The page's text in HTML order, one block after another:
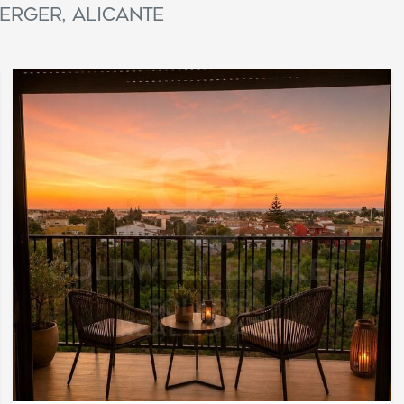
Alicante
La información recogida mediante este tipo de cookies se utiliza en la
de la actividad de la web para la elaboración de perfiles de
con el fin de introducir mejoras en función del análisis de los datos
los usuarios del servicio. Permiten guardar la información de
para mejorar la calidad de nuestros servicios y para ofrecer una
a través de productos recomendados.
y publicidad
son utilizadas para almacenar información sobre las
personales del usuario a través de la observación continuada de sus
navegación. Gracias a ellas, podemos conocer los hábitos de
web y mostrar publicidad relacionada con el perfil de navegación del
Guardar configuración Aceptar todas